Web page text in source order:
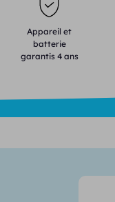
Appareil et
batterie
garantis 4 ans